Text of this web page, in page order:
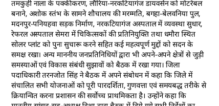
तमकुही नाला के पक्कीकरण, लौरिया-नरकटियागंज डायवर्सन को मोटरेबल
बनाने, अशोक स्तंभ के सामने शौचालय की मरम्मति, बगहा-बेलवनिया पुल,
मदनपुर-पनियहवा सड़क निर्माण, नरकटियागंज अस्पताल में व्यवस्था सुधार,
रेफरल अस्पताल सेमरा में चिकित्सकों की प्रतिनियुक्ति तथा धमौरा स्थित
सोलर प्लांट को पुनः सुचारू करने सहित कई महत्वपूर्ण मुद्दों को सदन के
समक्ष रखा। अन्य माननीय जनप्रतिनिधियों द्वारा भी अपने-अपने क्षेत्रों से जुड़ी
समस्याओं एवं विकास संबंधी सुझावों को बैठक में रखा गया। जिला
पदाधिकारी तरनजोत सिंह ने बैठक में अपने संबोधन में कहा कि जिले में
संचालित सभी योजनाओं को पूरी पारदर्शिता, गुणवत्ता एवं समयबद्ध तरीके से
क्रियान्वित करना प्रशासन की सर्वोच्च प्राथमिकता है। उन्होंने कहा कि